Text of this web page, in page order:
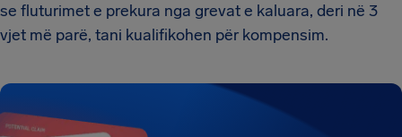
se fluturimet e prekura nga grevat e kaluara, deri në 3
vjet më parë, tani kualifikohen për kompensim.